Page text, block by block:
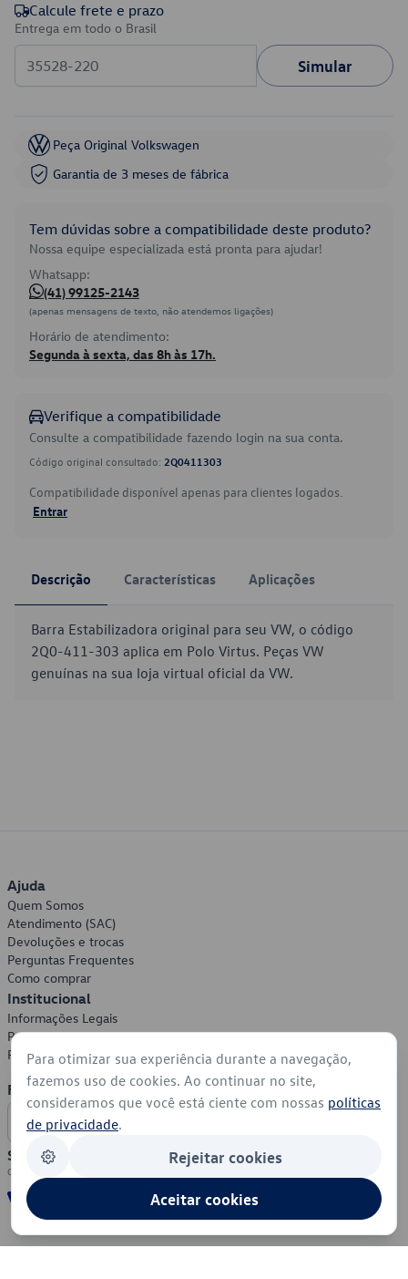
Calcule frete e prazo
Entrega em todo o Brasil
Simular
Peça Original Volkswagen
Garantia de 3 meses de fábrica
Tem dúvidas sobre a compatibilidade deste produto?
Nossa equipe especializada está pronta para ajudar!
Whatsapp:
(41) 99125-2143
(apenas mensagens de texto, não atendemos ligações)
Horário de atendimento:
Segunda à sexta, das 8h às 17h.
Verifique a compatibilidade
Consulte a compatibilidade fazendo login na sua conta.
Código original consultado: 2Q0411303
Compatibilidade disponível apenas para clientes logados.
Entrar
Descrição Características Aplicações
Barra Estabilizadora original para seu VW, o código
2Q0-411-303 aplica em Polo Virtus. Peças VW
genuínas na sua loja virtual oficial da VW.
Ajuda
Quem Somos
Atendimento (SAC)
Devoluções e trocas
Perguntas Frequentes
Como comprar
Institucional
Informações Legais
Política de Privacidade
Política de Cookies
Formas de Pagamento
Segurança
Para otimizar sua experiência durante a navegação,
fazemos uso de cookies. Ao continuar no site,
consideramos que você está ciente com nossas políticas
de privacidade.
Rejeitar cookies
Aceitar cookies